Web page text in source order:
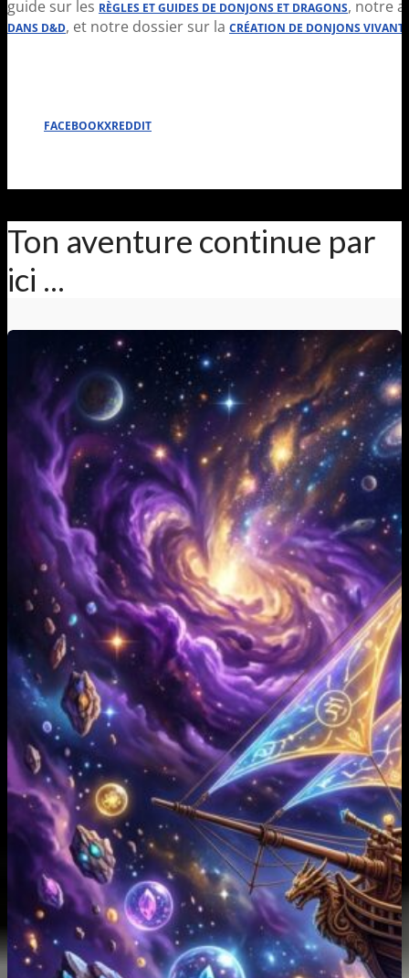
guide sur les RÈGLES ET GUIDES DE DONJONS ET DRAGONS, notre
DANS D&D, et notre dossier sur la CRÉATION DE DONJONS
FACEBOOKXREDDIT
Ton aventure continue par
ici ...